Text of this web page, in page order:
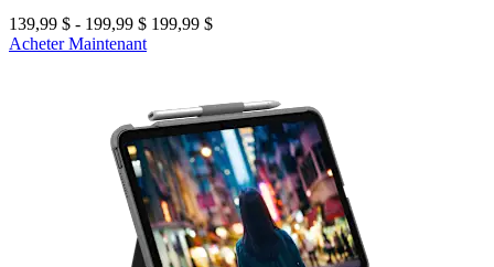
139,99 $ - 199,99 $ 199,99 $
Acheter Maintenant